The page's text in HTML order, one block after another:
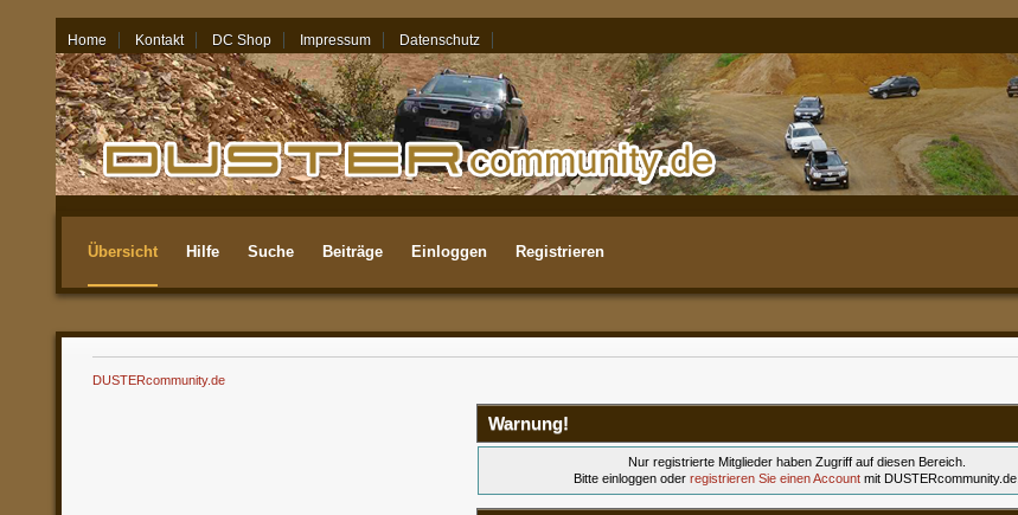
Home Kontakt DC Shop Impressum Datenschutz
09.08.26 - 13:07
Übersicht Hilfe Suche Beiträge Einloggen Registrieren
DUSTERcommunity.de
Warnung!
Nur registrierte Mitglieder haben Zugriff auf diesen Bereich.
Bitte einloggen oder registrieren Sie einen Accountmit DUSTERcommunity.de.